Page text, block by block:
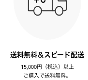
送料無料＆スピード配送
15,000円（税込）以上
ご購入で送料無料。